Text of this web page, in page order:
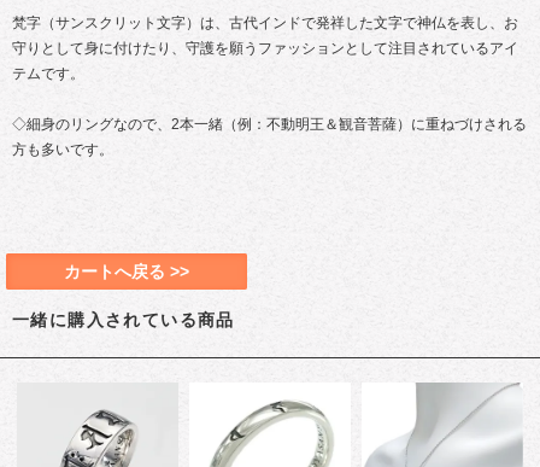
梵字（サンスクリット文字）は、古代インドで発祥した文字で神仏を表し、お
守りとして身に付けたり、守護を願うファッションとして注目されているアイ
テムです。
◇細身のリングなので、2本一緒（例：不動明王＆観音菩薩）に重ねづけされる
方も多いです。
カートへ戻る >>
一緒に購入されている商品